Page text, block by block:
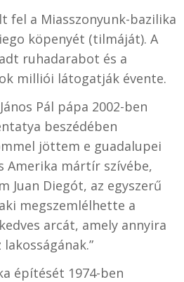
fel a Miasszonyunk-bazilika
köpenyét (tilmáját). A
ruhadarabot és a
milliói látogatják évente.
Pál pápa 2002-ben
beszédében
jöttem e guadalupei
Amerika mártír szívébe,
Juan Diegót, az egyszerű
megszemlélhette a
arcát, amely annyira
építését 1974-ben